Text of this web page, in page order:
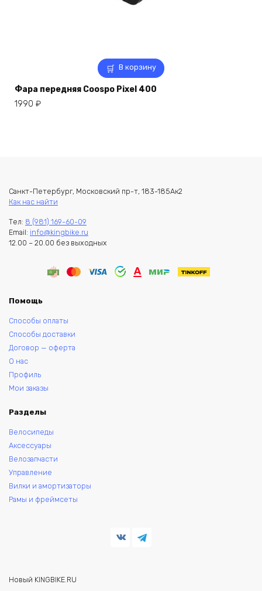
В корзину
Фара передняя Coospo Pixel 400
1990 ₽
Санкт-Петербург, Московский пр-т, 183-185Ак2
Как нас найти
Тел: 8 (981) 169-60-09
Email: info@kingbike.ru
12.00 – 20.00 без выходных
Помощь
Способы оплаты
Способы доставки
Договор — оферта
О нас
Профиль
Мои заказы
Разделы
Велосипеды
Аксессуары
Велозапчасти
Управление
Вилки и амортизаторы
Рамы и фреймсеты
Новый KINGBIKE.RU